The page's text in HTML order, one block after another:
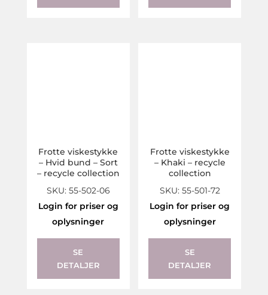
Frotte viskestykke
– Hvid bund – Sort
– recycle collection
SKU: 55-502-06
Login for priser og
oplysninger
SE
DETALJER
Frotte viskestykke
– Khaki – recycle
collection
SKU: 55-501-72
Login for priser og
oplysninger
SE
DETALJER